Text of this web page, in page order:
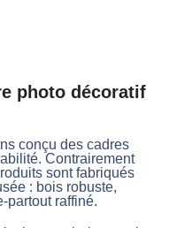
photo décoratif
conçu des cadres
Contrairement
sont fabriqués
: bois robuste,
partout raffiné.